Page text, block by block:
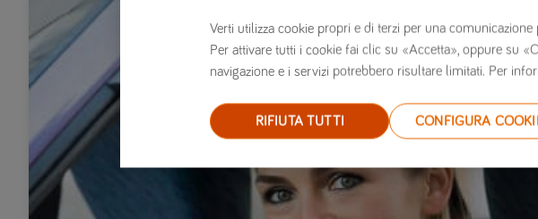
Verti utilizza cookie propri e di terzi per una comunicazione
Per attivare tutti i cookie fai clic su «Accetta», oppure su
navigazione e i servizi potrebbero risultare limitati. Per
CONFIGURA
RIFIUTA TUTTI